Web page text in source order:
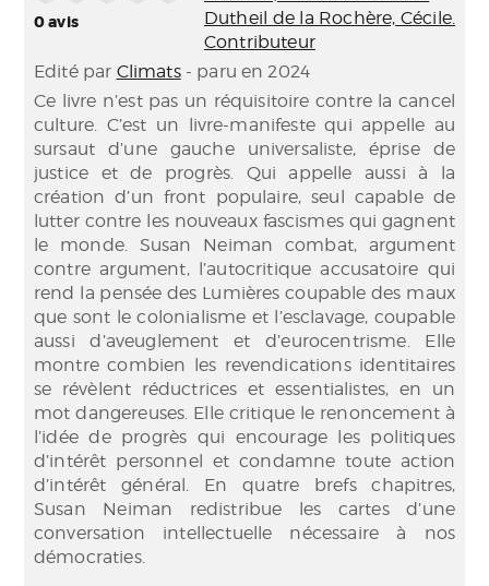
0avis
Dutheil de la Rochère, Cécile.
Contributeur
Edité par Climats- paru en 2024
Ce livre n’est pas un réquisitoire contre la cancel
culture. C’est un livre-manifeste qui appelle au
sursaut d’une gauche universaliste, éprise de
justice et de progrès. Qui appelle aussi à la
création d’un front populaire, seul capable de
lutter contre les nouveaux fascismes qui gagnent
le monde. Susan Neiman combat, argument
contre argument, l’autocritique accusatoire qui
rend la pensée des Lumières coupable des maux
que sont le colonialisme et l’esclavage, coupable
aussi d’aveuglement et d’eurocentrisme. Elle
montre combien les revendications identitaires
se révèlent réductrices et essentialistes, en un
mot dangereuses. Elle critique le renoncement à
l’idée de progrès qui encourage les politiques
d’intérêt personnel et condamne toute action
d’intérêt général. En quatre brefs chapitres,
Susan Neiman redistribue les cartes d’une
conversation intellectuelle nécessaire à nos
démocraties.